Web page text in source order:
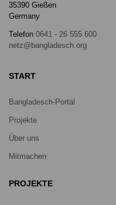
35390 Gießen
Germany
Telefon 0641 - 26 555 600
netz@bangladesch.org
START
Bangladesch-Portal
Projekte
Über uns
Mitmachen
PROJEKTE